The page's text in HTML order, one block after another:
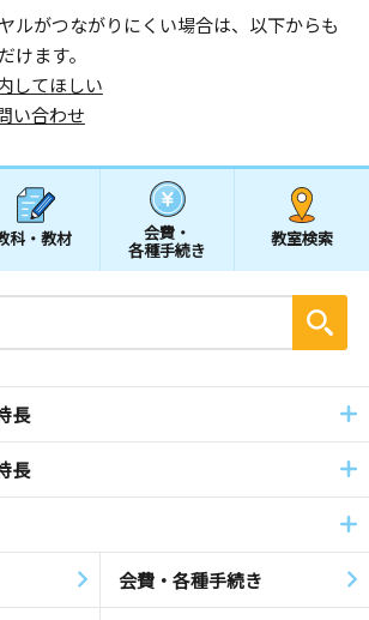
ルがつながりにくい場合は、以下からも
けます。
してほしい
い合わせ
科・教材 会費・
各種手続き
教室検索
長
長
会費・各種手続き